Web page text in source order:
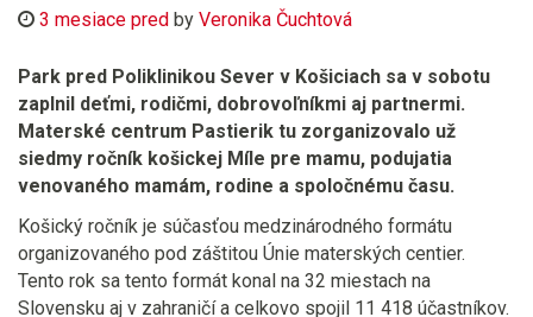
3 mesiace pred by Veronika Čuchtová
Park pred Poliklinikou Sever v Košiciach sa v sobotu
zaplnil deťmi, rodičmi, dobrovoľníkmi aj partnermi.
Materské centrum Pastierik tu zorganizovalo už
siedmy ročník košickej Míle pre mamu, podujatia
venovaného mamám, rodine a spoločnému času.
Košický ročník je súčasťou medzinárodného formátu
organizovaného pod záštitou Únie materských centier.
Tento rok sa tento formát konal na 32 miestach na
Slovensku aj v zahraničí a celkovo spojil 11 418 účastníkov.